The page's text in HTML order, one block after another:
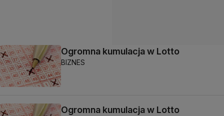
Ogromna kumulacja w Lotto
BIZNES
Ogromna kumulacja w Lotto